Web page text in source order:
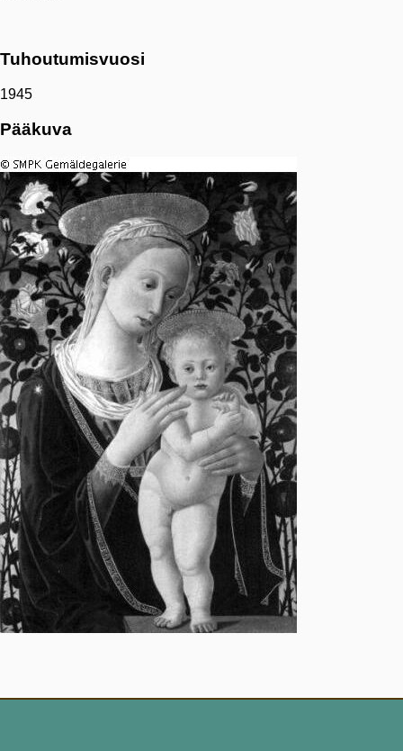
Tuhoutumisvuosi
1945
Pääkuva